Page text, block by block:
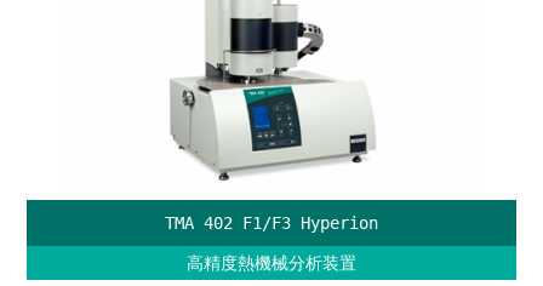
TMA 402 F1/F3 Hyperion
高精度熱機械分析装置